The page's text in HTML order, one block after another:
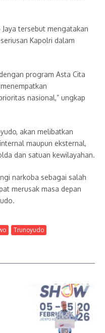
tersebut mengatakan
Kapolri dalam
program Asta Cita
nasional,” ungkap
akan melibatkan
maupun eksternal,
dan satuan kewilayahan.
narkoba sebagai salah
merusak masa depan
Trunoyudo